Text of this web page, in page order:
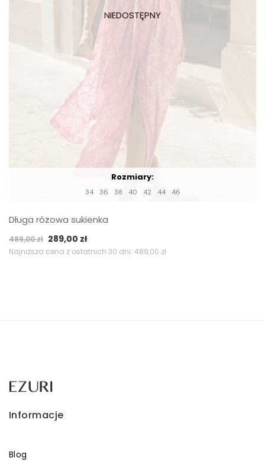
Rozmiary:
34 36 38 40 42 44 46
Długa różowa sukienka
489,00zł Pierwotna
cena
289,00 złAktualna
cena
Najniższa cena z ostatnich 30 dni: 489,00 zł
Informacje
Blog